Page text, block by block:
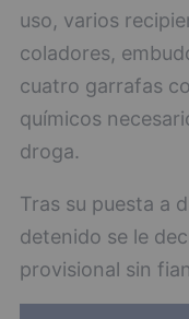
uso, varios
coladores,
cuatro garrafas
químicos
droga.
Tras su puesta a
detenido se le
provisional sin